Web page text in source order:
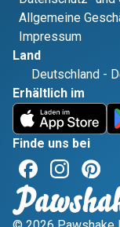
Allgemeine
Impressum
Land
Deutschland -
Erhältlich im
Finde uns bei